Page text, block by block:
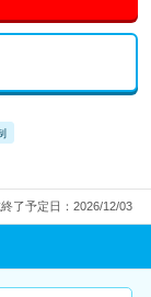
了予定日：2026/12/03